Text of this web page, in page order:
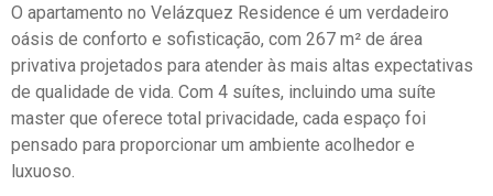
O apartamento no Velázquez Residence é um verdadeiro
oásis de conforto e sofisticação, com 267 m² de área
privativa projetados para atender às mais altas expectativas
de qualidade de vida. Com 4 suítes, incluindo uma suíte
master que oferece total privacidade, cada espaço foi
pensado para proporcionar um ambiente acolhedor e
luxuoso.